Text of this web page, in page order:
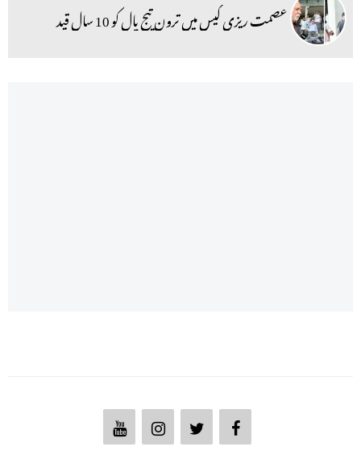
عصمت ریزی کیس میں ترون تیج پال کو 10 سال قید